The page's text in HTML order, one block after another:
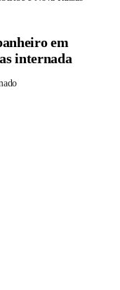
em
internada